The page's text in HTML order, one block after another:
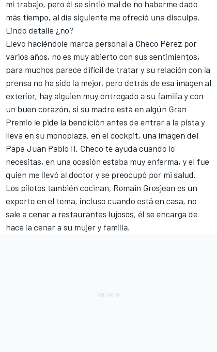
mi trabajo, pero él se sintió mal de no haberme dado
más tiempo, al día siguiente me ofreció una disculpa.
Lindo detalle ¿no?
Llevo haciéndole marca personal a Checo Pérez por
varios años, no es muy abierto con sus sentimientos,
para muchos parece difícil de tratar y su relación con la
prensa no ha sido la mejor, pero detrás de esa imagen al
exterior, hay alguien muy entregado a su familia y con
un buen corazón, si su madre está en algún Gran
Premio le pide la bendición antes de entrar a la pista y
lleva en su monoplaza, en el cockpit, una imagen del
Papa Juan Pablo II. Checo te ayuda cuando lo
necesitas, en una ocasión estaba muy enferma, y el fue
quien me llevó al doctor y se preocupó por mi salud.
Los pilotos también cocinan, Romain Grosjean es un
experto en el tema, incluso cuando está en casa, no
sale a cenar a restaurantes lujosos, él se encarga de
hace la cenar a su mujer y familia.